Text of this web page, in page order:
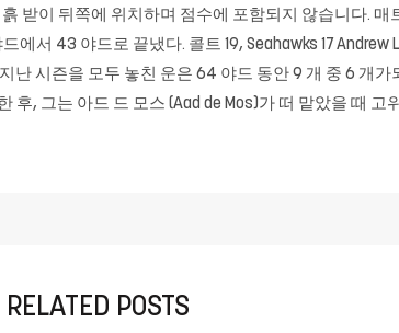
받이 뒤쪽에 위치하며 점수에 포함되지 않습니다. 매
서 43 야드로 끝냈다. 콜트 19, Seahawks 17
시즌을 모두 놓친 운은 64 야드 동안 9 개 중 6 개
후, 그는 아드 드 모스 (Aad de Mos)가 떠 맡았을 때
RELATED POSTS